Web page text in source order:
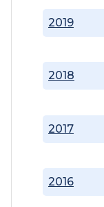
2016
2017
2018
2019